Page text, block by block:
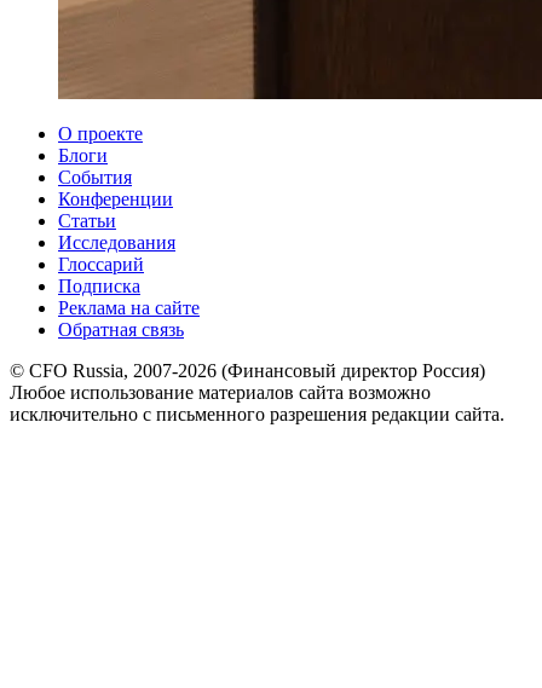
О проекте
Блоги
События
Конференции
Статьи
Исследования
Глоссарий
Подписка
Реклама на сайте
Обратная связь
© CFO Russia, 2007-2026 (Финансовый директор Россия)
Любое использование материалов сайта возможно
исключительно с письменного разрешения редакции сайта.